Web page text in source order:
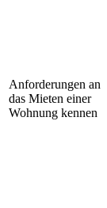
Anforderungen an
das Mieten einer
Wohnung kennen